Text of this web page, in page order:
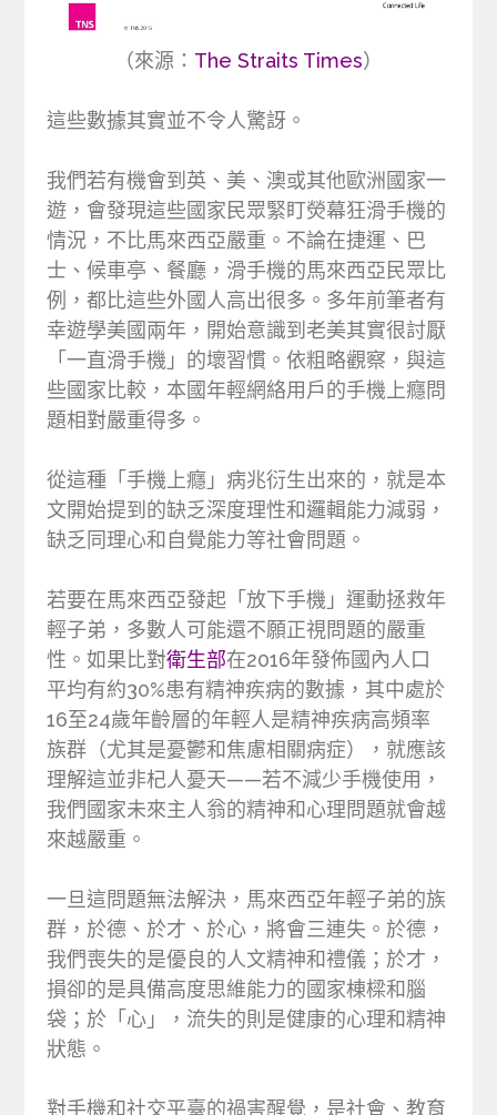
（來源： The Straits Times）
這些數據其實並不令人驚訝。
我們若有機會到英、美、澳或其他歐洲國家一
遊，會發現這些國家民眾緊盯熒幕狂滑手機的
情況，不比馬來西亞嚴重。不論在捷運、巴
士、候車亭、餐廳，滑手機的馬來西亞民眾比
例，都比這些外國人高出很多。多年前筆者有
幸遊學美國兩年，開始意識到老美其實很討厭
「一直滑手機」的壞習慣。依粗略觀察，與這
些國家比較，本國年輕網絡用戶的手機上癮問
題相對嚴重得多。
從這種「手機上癮」病兆衍生出來的，就是本
文開始提到的缺乏深度理性和邏輯能力減弱，
缺乏同理心和自覺能力等社會問題。
若要在馬來西亞發起「放下手機」運動拯救年
輕子弟，多數人可能還不願正視問題的嚴重
性。如果比對衛生部在2016年發佈國內人口
平均有約30%患有精神疾病的數據，其中處於
16至24歲年齡層的年輕人是精神疾病高頻率
族群（尤其是憂鬱和焦慮相關病症），就應該
理解這並非杞人憂天——若不減少手機使用，
我們國家未來主人翁的精神和心理問題就會越
來越嚴重。
一旦這問題無法解決，馬來西亞年輕子弟的族
群，於德、於才、於心，將會三連失。於德，
我們喪失的是優良的人文精神和禮儀；於才，
損卻的是具備高度思維能力的國家棟樑和腦
袋；於「心」，流失的則是健康的心理和精神
狀態。
對手機和社交平臺的禍害醒覺，是社會、教育